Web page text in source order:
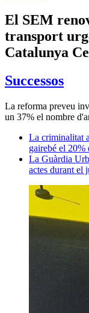
El SEM
transport
Catalunya
Successos
La reforma preveu
un 37% el nombre
La criminalitat
gairebé el 20%
La Guàrdia
actes durant el